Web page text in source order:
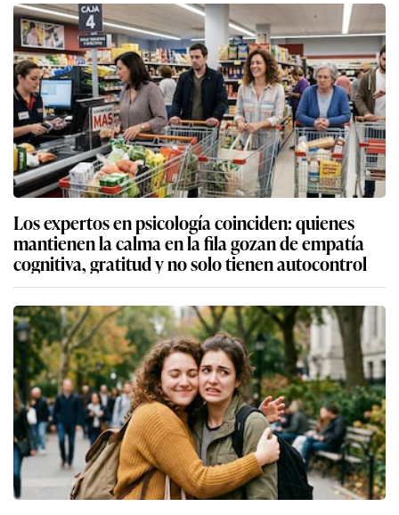
Los expertos en psicología coinciden: quienes
mantienen la calma en la fila gozan de empatía
cognitiva, gratitud y no solo tienen autocontrol